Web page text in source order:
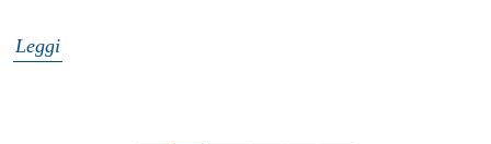
Leggi